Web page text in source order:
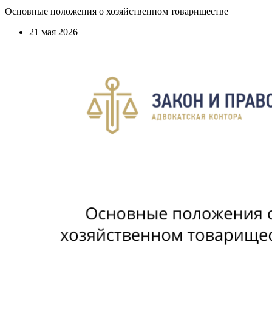
Основные положения о хозяйственном товариществе
21 мая 2026